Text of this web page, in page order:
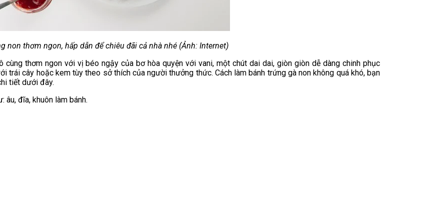
non thơm ngon, hấp dẫn để chiêu đãi cả nhà nhé (Ảnh: Internet)
thơm ngon với vị béo ngậy của bơ hòa quyện với vani, một chút dai dai, giòn giòn dễ dàng chinh phục
trái cây hoặc kem tùy theo sở thích của người thưởng thức. Cách làm bánh trứng gà non không quá khó, bạn
tiết dưới đây.
âu, đĩa, khuôn làm bánh.